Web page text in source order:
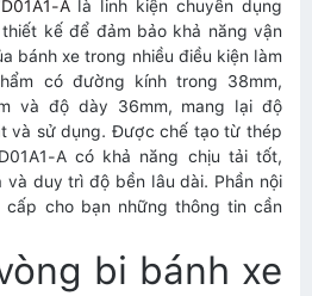
Alà linh kiện chuyên dụng
kế để đảm bảo khả năng vận
bánh xe trong nhiều điều kiện làm
có đường kính trong 38mm,
và độ dày 36mm, mang lại độ
và sử dụng. Được chế tạo từ thép
A có khả năng chịu tải tốt,
và duy trì độ bền lâu dài. Phần nội
cho bạn những thông tin cần
bi bánh xe